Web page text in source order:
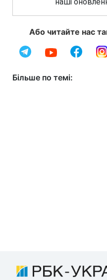
Або читайте нас
Більше по темі: